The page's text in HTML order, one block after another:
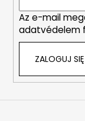
a
s
Az e-mail
adatvédelem
ZALOGUJ SIĘ